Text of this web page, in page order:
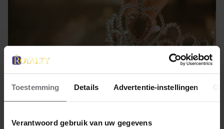
Toestemming Details Advertentie-instellingen
Verantwoord gebruik van uw gegevens
11 september 2022